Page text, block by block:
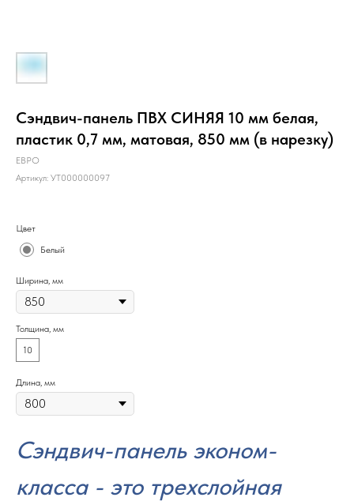
Сэндвич-панель ПВХ СИНЯЯ 10 мм белая,
пластик 0,7 мм, матовая, 850 мм (в нарезку)
ЕВРО
Артикул: УТ000000097
Цвет
Белый
Ширина, мм
Толщина, мм
10
Длина, мм
Сэндвич-панель эконом-
класса - это трехслойная